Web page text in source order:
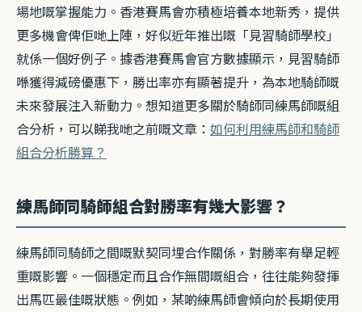
場地嘅掌握能力。香港賽馬會亦積極培養本地新秀，提供
更多機會俾佢哋上陣，好似近年推出嘅「見習騎師學校」
就係一個好例子。據香港賽馬會官方數據顯示，見習騎師
喺獲得減磅優惠下，勝出率亦有顯著提升，為本地騎師嘅
未來發展注入新動力。想知道更多關於騎師同練馬師嘅組
合分析，可以睇我哋之前嘅文章： 如何利用練馬師和騎師
組合分析勝算？
練馬師同騎師組合對勝率有幾大影響？
練馬師同騎師之間嘅默契同埋合作關係，對勝率有舉足輕
重嘅影響。一個穩定而且合作無間嘅組合，往往能夠發揮
出馬匹最佳嘅狀態。例如，某啲練馬師會傾向於長期使用